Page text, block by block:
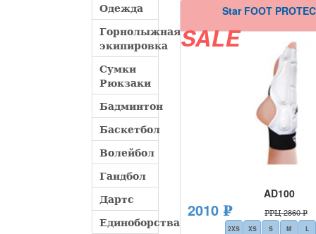
Одежда
Горнолыжная
экипировка
Сумки
Рюкзаки
Бадминтон
Баскетбол
Волейбол
Гандбол
Дартс
Единоборства
Star FOOT
SALE
AD100
2010 ₽ РРЦ 2860 ₽
2XS XS S M L